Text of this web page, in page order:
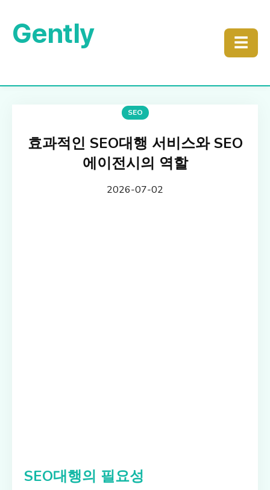
Gently ☰
SEO
효과적인 SEO대행 서비스와 SEO
에이전시의 역할
2026-07-02
SEO대행의 필요성